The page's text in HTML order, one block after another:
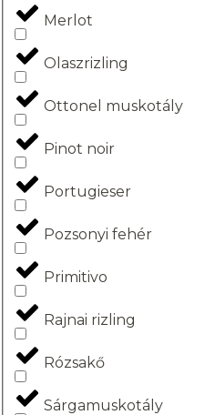
Merlot
Olaszrizling
Ottonel muskotály
Pinot noir
Portugieser
Pozsonyi fehér
Primitivo
Rajnai rizling
Rózsakő
Sárgamuskotály